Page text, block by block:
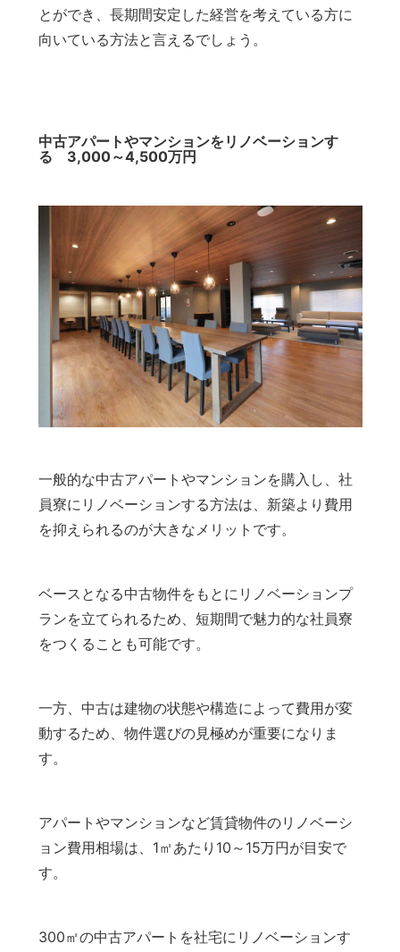
とができ、長期間安定した経営を考えている方に
向いている方法と言えるでしょう。
中古アパートやマンションをリノベーションす
る 3,000～4,500万円
一般的な中古アパートやマンションを購入し、社
員寮にリノベーションする方法は、新築より費用
を抑えられるのが大きなメリットです。
ベースとなる中古物件をもとにリノベーションプ
ランを立てられるため、短期間で魅力的な社員寮
をつくることも可能です。
一方、中古は建物の状態や構造によって費用が変
動するため、物件選びの見極めが重要になりま
す。
アパートやマンションなど賃貸物件のリノベーシ
ョン費用相場は、1㎡あたり10～15万円が目安で
す。
300㎡の中古アパートを社宅にリノベーションす